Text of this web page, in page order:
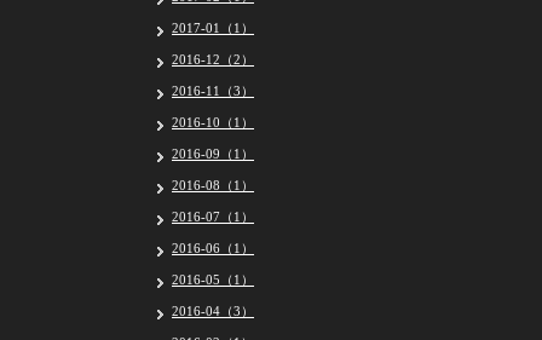
2017-01（1）
2016-12（2）
2016-11（3）
2016-10（1）
2016-09（1）
2016-08（1）
2016-07（1）
2016-06（1）
2016-05（1）
2016-04（3）